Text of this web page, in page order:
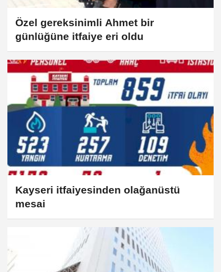
Özel gereksinimli Ahmet bir
günlüğüne itfaiye eri oldu
Kayseri itfaiyesinden olağanüstü
mesai